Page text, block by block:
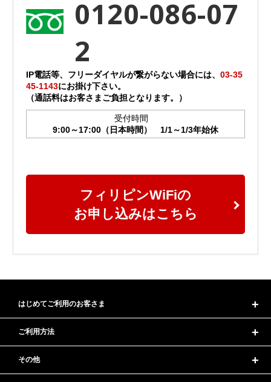
0120-086-07
2
IP電話等、フリーダイヤルが繋がらない場合には、03-35
45-1143にお掛け下さい。
（通話料はお客さまご負担となります。）
受付時間
9:00～17:00（日本時間） 1/1～1/3年始休
フィリピンWiFiの
お申し込みはこちら
はじめてご利用のお客さま
ご利用方法
その他